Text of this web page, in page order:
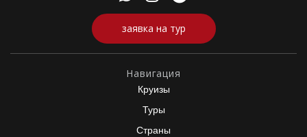
заявка на тур
Навигация
Круизы
Туры
Страны